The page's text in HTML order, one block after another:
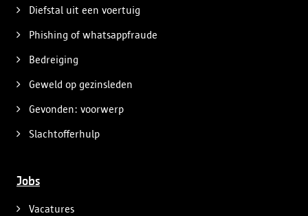
Diefstal uit een voertuig
Phishing of whatsappfraude
Bedreiging
Geweld op gezinsleden
Gevonden: voorwerp
Slachtofferhulp
Jobs
Vacatures